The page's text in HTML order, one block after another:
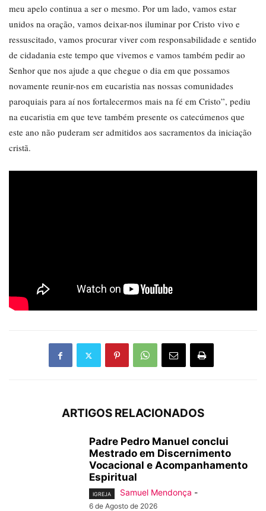
meu apelo continua a ser o mesmo. Por um lado, vamos estar
unidos na oração, vamos deixar-nos iluminar por Cristo vivo e
ressuscitado, vamos procurar viver com responsabilidade e sentido
de cidadania este tempo que vivemos e vamos também pedir ao
Senhor que nos ajude a que chegue o dia em que possamos
novamente reunir-nos em eucaristia nas nossas comunidades
paroquiais para aí nos fortalecermos mais na fé em Cristo”, pediu
na eucaristia em que teve também presente os catecúmenos que
este ano não puderam ser admitidos aos sacramentos da iniciação
cristã.
ARTIGOS RELACIONADOS
Padre Pedro Manuel conclui
Mestrado em Discernimento
Vocacional e Acompanhamento
Espiritual
IGREJA Samuel Mendonça -
6 de Agosto de 2026